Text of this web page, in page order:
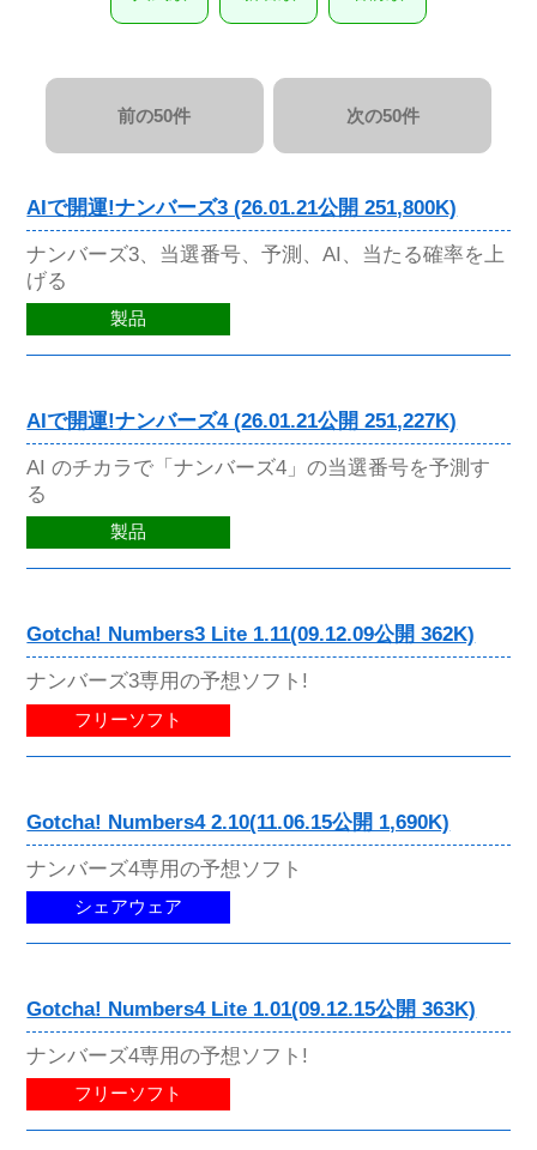
前の50件 次の50件
AIで開運!ナンバーズ3 (26.01.21公開 251,800K)
ナンバーズ3、当選番号、予測、AI、当たる確率を上
げる
製品
AIで開運!ナンバーズ4 (26.01.21公開 251,227K)
AI のチカラで「ナンバーズ4」の当選番号を予測す
る
製品
Gotcha! Numbers3 Lite 1.11(09.12.09公開 362K)
ナンバーズ3専用の予想ソフト!
フリーソフト
Gotcha! Numbers4 2.10(11.06.15公開 1,690K)
ナンバーズ4専用の予想ソフト
シェアウェア
Gotcha! Numbers4 Lite 1.01(09.12.15公開 363K)
ナンバーズ4専用の予想ソフト!
フリーソフト